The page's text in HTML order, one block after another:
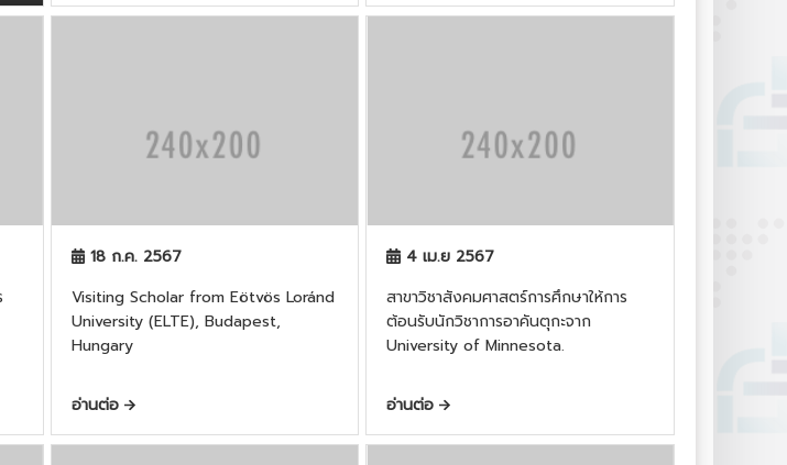
18 ก.ค. 2567
Visiting Scholar from Eötvös Loránd
University (ELTE), Budapest,
Hungary
อ่านต่อ
4 เม.ย 2567
สาขาวิชาสังคมศาสตร์การศึกษาให้การ
ต้อนรับนักวิชาการอาคันตุกะจาก
University of Minnesota.
อ่านต่อ